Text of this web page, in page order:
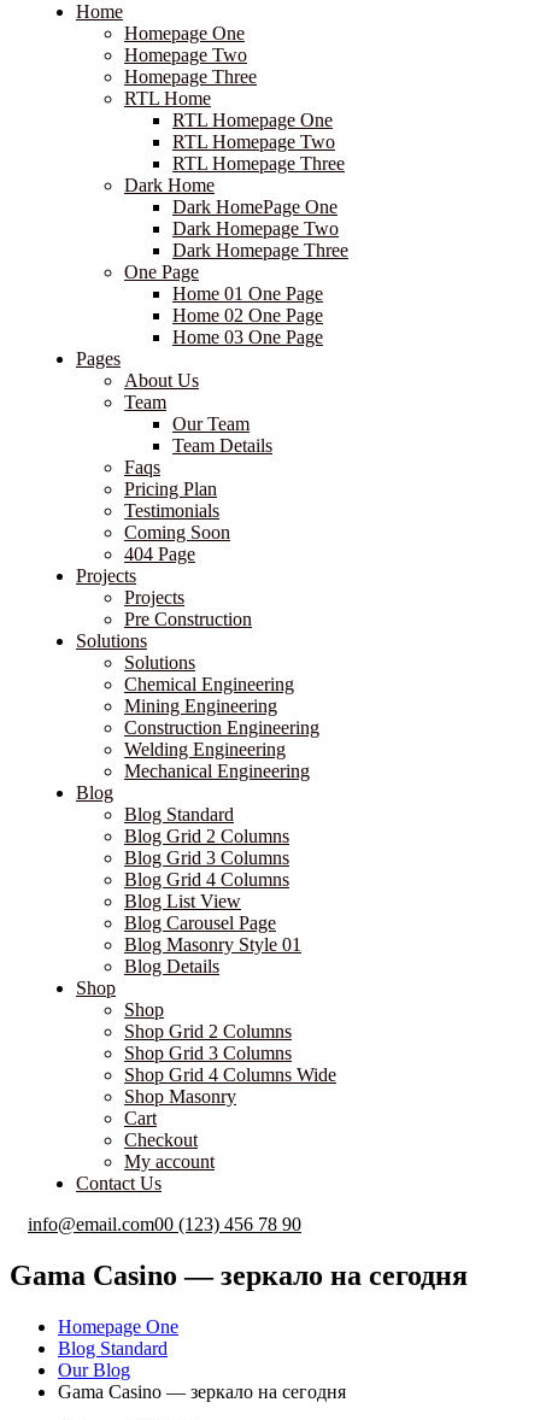
Home
Homepage One
Homepage Two
Homepage Three
RTL Home
RTL Homepage One
RTL Homepage Two
RTL Homepage Three
Dark Home
Dark HomePage One
Dark Homepage Two
Dark Homepage Three
One Page
Home 01 One Page
Home 02 One Page
Home 03 One Page
Pages
About Us
Team
Our Team
Team Details
Faqs
Pricing Plan
Testimonials
Coming Soon
404 Page
Projects
Projects
Pre Construction
Solutions
Solutions
Chemical Engineering
Mining Engineering
Construction Engineering
Welding Engineering
Mechanical Engineering
Blog
Blog Standard
Blog Grid 2 Columns
Blog Grid 3 Columns
Blog Grid 4 Columns
Blog List View
Blog Carousel Page
Blog Masonry Style 01
Blog Details
Shop
Shop
Shop Grid 2 Columns
Shop Grid 3 Columns
Shop Grid 4 Columns Wide
Shop Masonry
Cart
Checkout
My account
Contact Us
info@email.com00 (123) 456 78 90
Gama Casino — зеркало на сегодня
Homepage One
Blog Standard
Our Blog
Gama Casino — зеркало на сегодня